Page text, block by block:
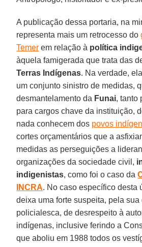
A publicação dessa portaria, na
representa mais um retrocesso do
Temer em relação à política
àquela famigerada que trata das
Terras Indígenas. Na verdade,
um conjunto sinistro de medidas,
desmantelamento da Funai, tanto
para cargos chave da instituição,
nada conhecem dos povos
cortes orçamentários que a
medidas as perseguições a
organizações da sociedade civil,
indigenistas, como foi o caso da
INCRA. No caso específico desta
deixa uma forte suspeita, pela
policialesca, de desrespeito à
indígenas, inclusive ferindo a
que aboliu em 1988 todos os